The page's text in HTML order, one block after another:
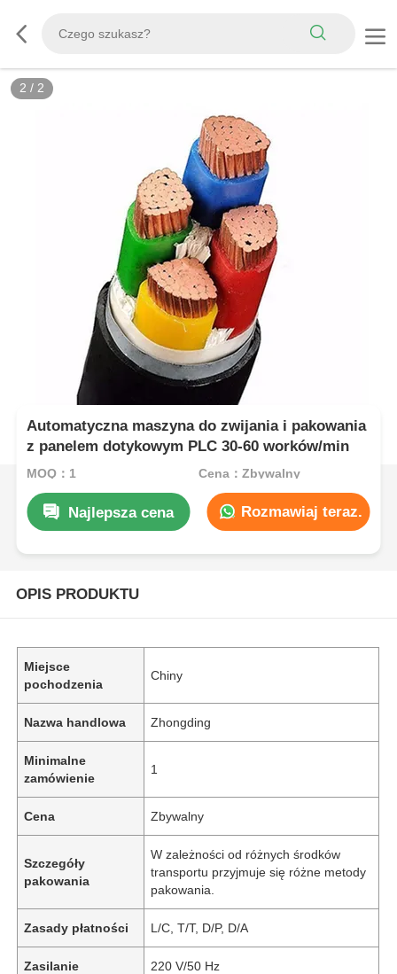
2 / 2
Automatyczna maszyna do zwijania i pakowania
z panelem dotykowym PLC 30-60 worków/min
MOQ：1 Cena：Zbywalny
Najlepsza cena Rozmawiaj teraz.
OPIS PRODUKTU
Miejsce
pochodzenia
Chiny
Nazwa handlowa Zhongding
Minimalne
zamówienie
1
Cena Zbywalny
Szczegóły
pakowania
W zależności od różnych środków
transportu przyjmuje się różne metody
pakowania.
Zasady płatności L/C, T/T, D/P, D/A
Zasilanie 220 V/50 Hz